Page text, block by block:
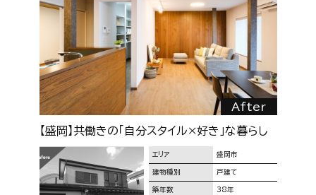
After
【盛岡】共働きの「自分スタイル×好き」な暮らし
エリア 盛岡市
建物種別 戸建て
築年数 38年